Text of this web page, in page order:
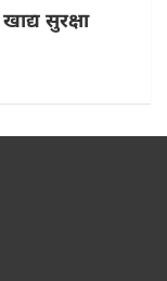
सुरक्षा